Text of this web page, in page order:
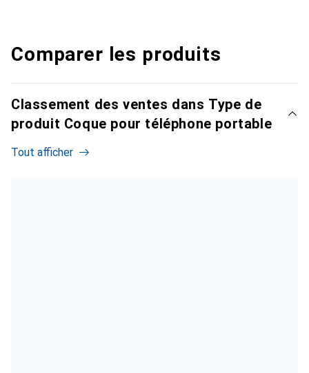
Comparer les produits
Classement des ventes dans Type de
produit Coque pour téléphone portable
Tout afficher